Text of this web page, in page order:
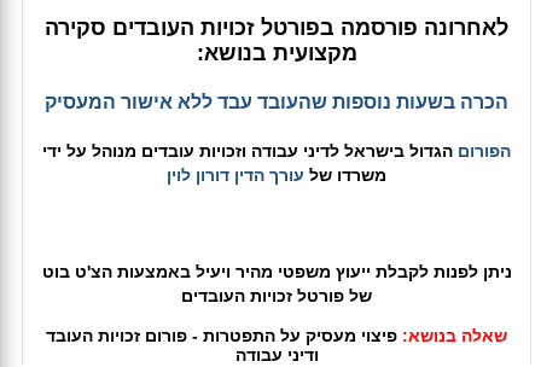
לאחרונה פורסמה בפורטל זכויות העובדים סקירה
מקצועית בנושא:
הכרה בשעות נוספות שהעובד עבד ללא אישור המעסיק
הפורום הגדול בישראל לדיני עבודה וזכויות עובדים מנוהל על ידי
משרדו של עורך הדין דורון לוין
ניתן לפנות לקבלת ייעוץ משפטי מהיר ויעיל באמצעות הצ'ט בוט
של פורטל זכויות העובדים
שאלה בנושא: פיצוי מעסיק על התפטרות - פורום זכויות העובד
ודיני עבודה